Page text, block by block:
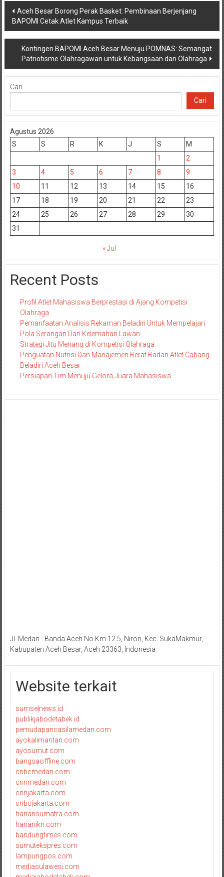
Navigasi
pos
Aceh Besar Borong Perak Basket: Pembinaan Berjenjang
BAPOMI Cetak Atlet Kampus Terbaik
Kontingen BAPOMI Aceh Besar Menuju POMNAS: Semangat
Patriotisme Olahragawan untuk Kebangsaan dan Olahraga
Cari
Cari
Agustus 2026
S
S R K J S
M
1
2
3
4 5 6 7 8
9
10
11 12 13 14 15
16
17
18 19 20 21 22
23
24
25 26 27 28 29
30
31
« Jul
Recent Posts
Profil Atlet Mahasiswa Berprestasi di Ajang Kompetisi
Olahraga
Pemanfaatan Analisis Rekaman Beladiri Untuk Mempelajari
Pola Serangan Dan Kelemahan Lawan
Strategi Jitu Menang di Kompetisi Olahraga
Penguatan Nutrisi Dan Manajemen Berat Badan Atlet Cabang
Beladiri Aceh Besar
Persiapan Tim Menuju Gelora Juara Mahasiswa
Jl. Medan - Banda Aceh No.Km 12 5, Niron, Kec. SukaMakmur,
Kabupaten Aceh Besar, Aceh 23363, Indonesia
Website terkait
sumselnews.id
publikjabodetabek.id
pemudapancasilamedan.com
ayokalimantan.com
ayosumut.com
bangsaoffline.com
cnbcmedan.com
cnnmedan.com
cnnjakarta.com
cnbcjakarta.com
hariansumatra.com
harianikn.com
bandungtimes.com
sumutekspres.com
lampungpos.com
mediasulawesi.com